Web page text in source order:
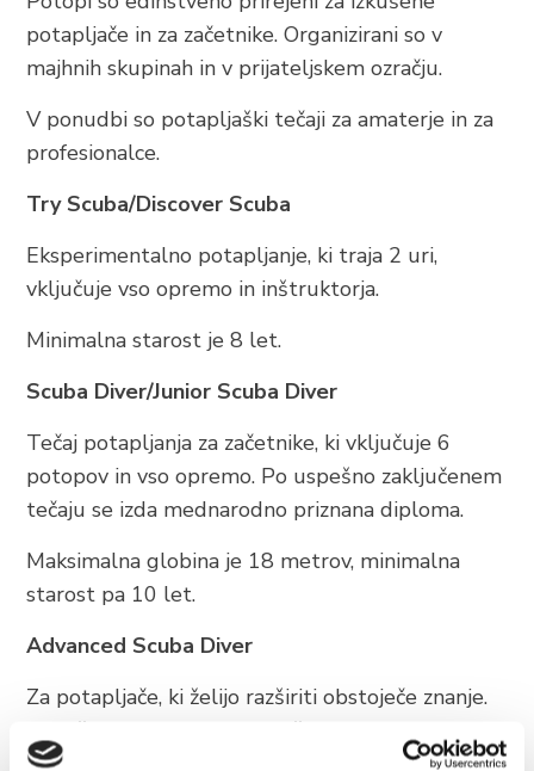
info@brela.hr
Call us
FOLLOW US
potapljače in za začetnike. Organizirani so v
majhnih skupinah in v prijateljskem ozračju.
V ponudbi so potapljaški tečaji za amaterje in za
profesionalce.
Try Scuba/Discover Scuba
Eksperimentalno potapljanje, ki traja 2 uri,
vključuje vso opremo in inštruktorja.
Minimalna starost je 8 let.
Scuba Diver/Junior Scuba Diver
Tečaj potapljanja za začetnike, ki vključuje 6
potopov in vso opremo. Po uspešno zaključenem
tečaju se izda mednarodno priznana diploma.
Maksimalna globina je 18 metrov, minimalna
starost pa 10 let.
Advanced Scuba Diver
Za potapljače, ki želijo razširiti obstoječe znanje.
Vključuje 6 specializacij (Nočno potapljanje,
Globoko potapljanje - 40metrov, Navigacija + 3